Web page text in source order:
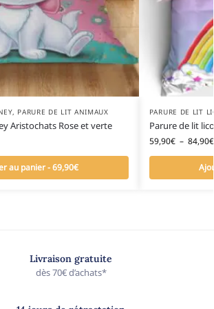
, PARURE DE LIT ANIMAUX
Aristochats Rose et verte
au panier - 69,90€
PARURE DE LIT
Parure de lit
59,90€ – 84,90€
Livraison gratuite
dès 70€ d’achats*